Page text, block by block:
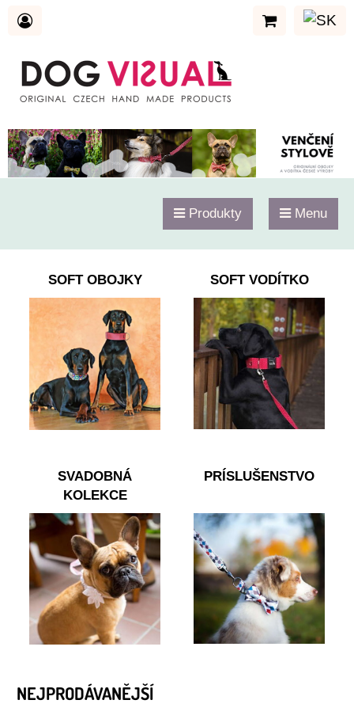
Produkty Menu
SOFT OBOJKY SOFT VODÍTKO
SVADOBNÁ
KOLEKCE
PRÍSLUŠENSTVO
NEJPRODÁVANĚJŠÍ